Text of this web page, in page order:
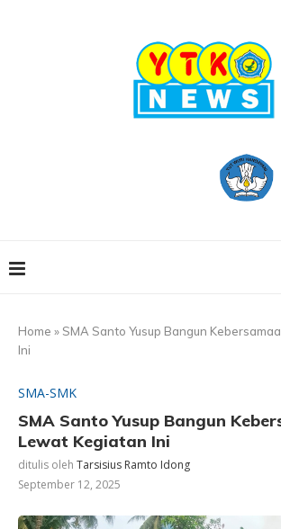
Home » SMA Santo Yusup Bangun
Ini
SMA-SMK
SMA Santo Yusup Bangun
Lewat Kegiatan Ini
ditulis oleh Tarsisius Ramto Idong
September 12, 2025